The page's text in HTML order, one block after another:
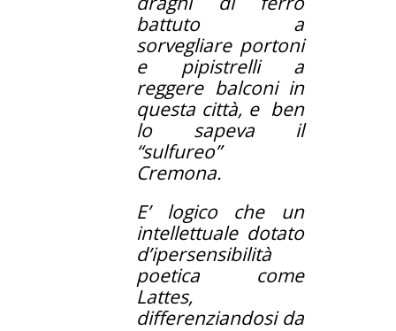
battuto a
sorvegliare portoni
e pipistrelli a
reggere balconi in
questa città, e ben
lo sapeva il
“sulfureo”
Cremona.
E’ logico che un
intellettuale dotato
d’ipersensibilità
poetica come
Lattes,
differenziandosi da